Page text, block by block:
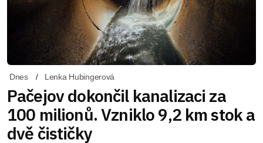
Dnes Lenka Hubingerová
Pačejov dokončil kanalizaci za
100 milionů. Vzniklo 9,2 km stok a
dvě čističky